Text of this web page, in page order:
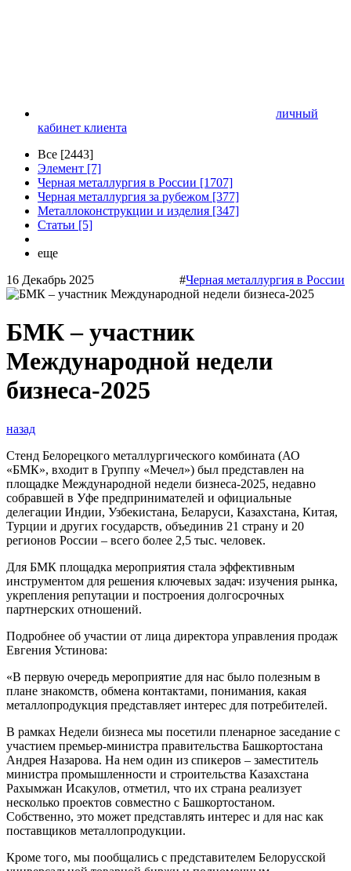
личный
кабинет клиента
Все [2443]
Элемент [7]
Черная металлургия в России [1707]
Черная металлургия за рубежом [377]
Металлоконструкции и изделия [347]
Статьи [5]
еще
16 Декабрь 2025
#Черная металлургия в России
БМК – участник
Международной недели
бизнеса-2025
назад
Стенд Белорецкого металлургического комбината (АО
«БМК», входит в Группу «Мечел») был представлен на
площадке Международной недели бизнеса-2025, недавно
собравшей в Уфе предпринимателей и официальные
делегации Индии, Узбекистана, Беларуси, Казахстана, Китая,
Турции и других государств, объединив 21 страну и 20
регионов России – всего более 2,5 тыс. человек.
Для БМК площадка мероприятия стала эффективным
инструментом для решения ключевых задач: изучения рынка,
укрепления репутации и построения долгосрочных
партнерских отношений.
Подробнее об участии от лица директора управления продаж
Евгения Устинова:
«В первую очередь мероприятие для нас было полезным в
плане знакомств, обмена контактами, понимания, какая
металлопродукция представляет интерес для потребителей.
В рамках Недели бизнеса мы посетили пленарное заседание с
участием премьер-министра правительства Башкортостана
Андрея Назарова. На нем один из спикеров – заместитель
министра промышленности и строительства Казахстана
Рахымжан Исакулов, отметил, что их страна реализует
несколько проектов совместно с Башкортостаном.
Собственно, это может представлять интерес и для нас как
поставщиков металлопродукции.
Кроме того, мы пообщались с представителем Белорусской